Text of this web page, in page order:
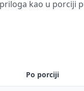
kao u porciji
Po porciji